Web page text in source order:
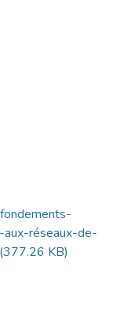
aux-réseaux-de-
(377.26 KB)